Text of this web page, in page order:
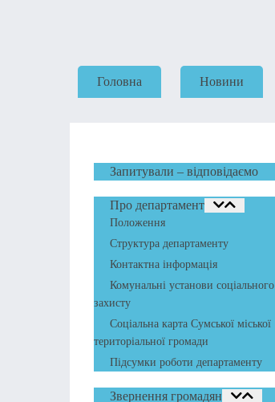
Головна Новини
Запитували – відповідаємо
Про департамент
Положення
Структура департаменту
Контактна інформація
Комунальні установи соціального
захисту
Соціальна карта Сумської міської
територіальної громади
Підсумки роботи департаменту
Звернення громадян